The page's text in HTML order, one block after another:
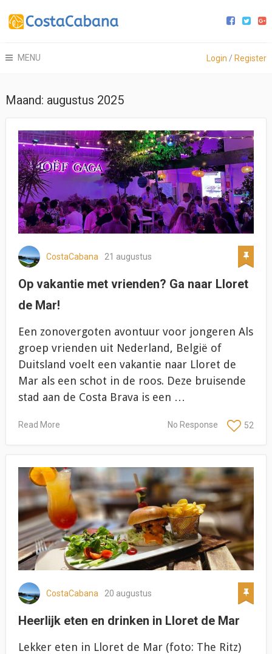
MENU Login / Register
Maand: augustus 2025
CostaCabana 21 augustus
Op vakantie met vrienden? Ga naar Lloret
de Mar!
Een zonovergoten avontuur voor jongeren Als
groep vrienden uit Nederland, België of
Duitsland voelt een vakantie naar Lloret de
Mar als een schot in de roos. Deze bruisende
stad aan de Costa Brava is een …
Read More 52
No Response
CostaCabana 20 augustus
Heerlijk eten en drinken in Lloret de Mar
Lekker eten in Lloret de Mar (foto: The Ritz)